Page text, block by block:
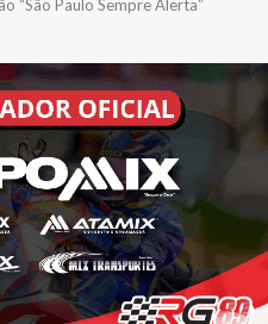
“São Paulo Sempre Alerta”